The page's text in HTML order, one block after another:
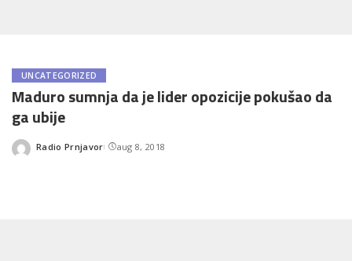
UNCATEGORIZED
Maduro sumnja da je lider opozicije pokušao da
ga ubije
Posted
Radio Prnjavor aug 8, 2018